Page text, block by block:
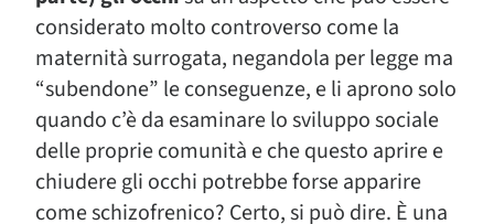
considerato molto controverso come la
maternità surrogata, negandola per legge ma
“subendone” le conseguenze, e li aprono solo
quando c’è da esaminare lo sviluppo sociale
delle proprie comunità e che questo aprire e
chiudere gli occhi potrebbe forse apparire
come schizofrenico? Certo, si può dire. È una